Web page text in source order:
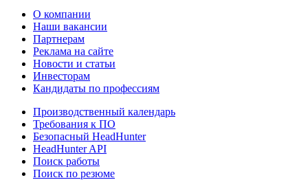
О компании
Наши вакансии
Партнерам
Реклама на сайте
Новости и статьи
Инвесторам
Кандидаты по профессиям
Производственный календарь
Требования к ПО
Безопасный HeadHunter
HeadHunter API
Поиск работы
Поиск по резюме